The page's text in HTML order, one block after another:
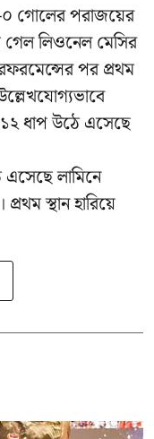
০ গোলের পরাজয়ের
গেল লিওনেল মেসির
পর প্রথম
ধাপ উঠে এসেছে
এসেছে লামিনে
স্থান হারিয়ে